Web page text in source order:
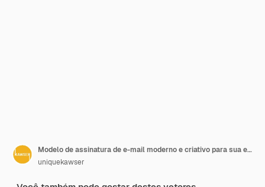
Modelo de assinatura de e-mail moderno e criativo para sua empresa ou uso pessoal
uniquekawser